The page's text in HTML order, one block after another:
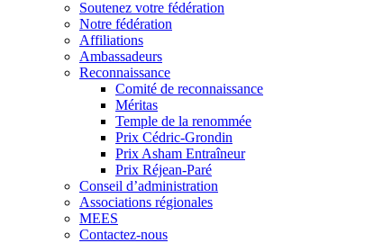
Soutenez votre fédération
Notre fédération
Affiliations
Ambassadeurs
Reconnaissance
Comité de reconnaissance
Méritas
Temple de la renommée
Prix Cédric-Grondin
Prix Asham Entraîneur
Prix Réjean-Paré
Conseil d’administration
Associations régionales
MEES
Contactez-nous